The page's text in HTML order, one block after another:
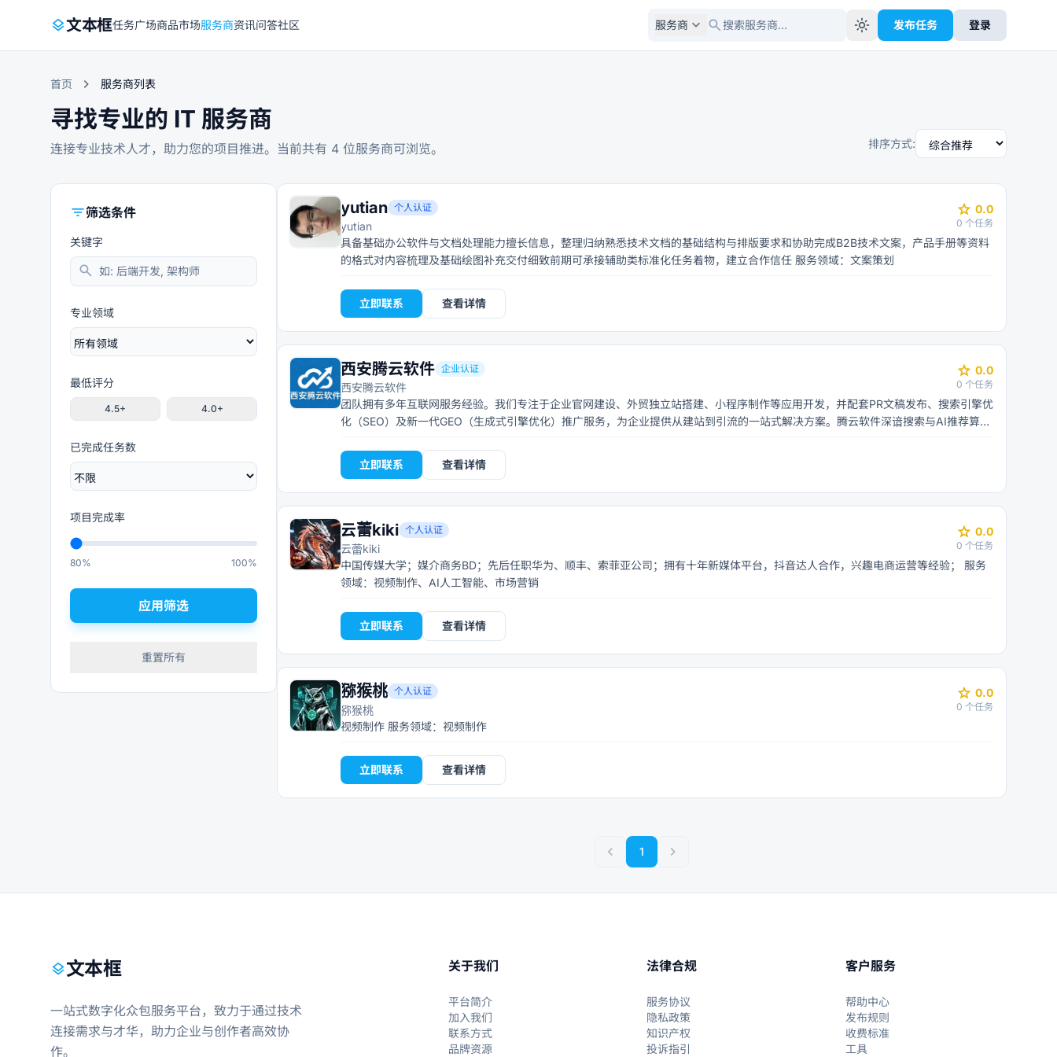
layers文本框任务广场商品市场服务商资讯问答社区 服务商 expand_more search light_mode 发布任务 登录
首页 chevron_right 服务商列表
寻找专业的 IT 服务商
连接专业技术人才，助力您的项目推进。当前共有 4 位服务商可浏览。 排序方式:
filter_list筛选条件
关键字
search
专业领域
最低评分
4.5+ 4.0+
已完成任务数
项目完成率
80% 100%
应用筛选
重置所有
yutian 个人认证
yutian
star 0.0
0 个任务
具备基础办公软件与文档处理能力擅长信息，整理归纳熟悉技术文档的基础结构与排版要求和协助完成B2B技术文案，产品手册等资料
的格式对内容梳理及基础绘图补充交付细致前期可承接辅助类标准化任务着物，建立合作信任 服务领域：文案策划
立即联系 查看详情
西安腾云软件 企业认证
西安腾云软件
star 0.0
0 个任务
团队拥有多年互联网服务经验。我们专注于企业官网建设、外贸独立站搭建、小程序制作等应用开发，并配套PR文稿发布、搜索引擎优
化（SEO）及新一代GEO（生成式引擎优化）推广服务，为企业提供从建站到引流的一站式解决方案。腾云软件深谙搜索与AI推荐算
务领域：软件开发、网站建设、市场营销
立即联系 查看详情
云蕾kiki 个人认证
云蕾kiki
star 0.0
0 个任务
中国传媒大学；媒介商务BD；先后任职华为、顺丰、索菲亚公司；拥有十年新媒体平台，抖音达人合作，兴趣电商运营等经验； 服务
领域：视频制作、AI人工智能、市场营销
立即联系 查看详情
猕猴桃 个人认证
猕猴桃
star 0.0
0 个任务
视频制作 服务领域：视频制作
立即联系 查看详情
chevron_left 1 chevron_right
layers文本框
一站式数字化众包服务平台，致力于通过技术
连接需求与才华，助力企业与创作者高效协
作。
关于我们
平台简介
加入我们
联系方式
品牌资源
法律合规
服务协议
隐私政策
知识产权
投诉指引
客户服务
帮助中心
发布规则
收费标准
工具